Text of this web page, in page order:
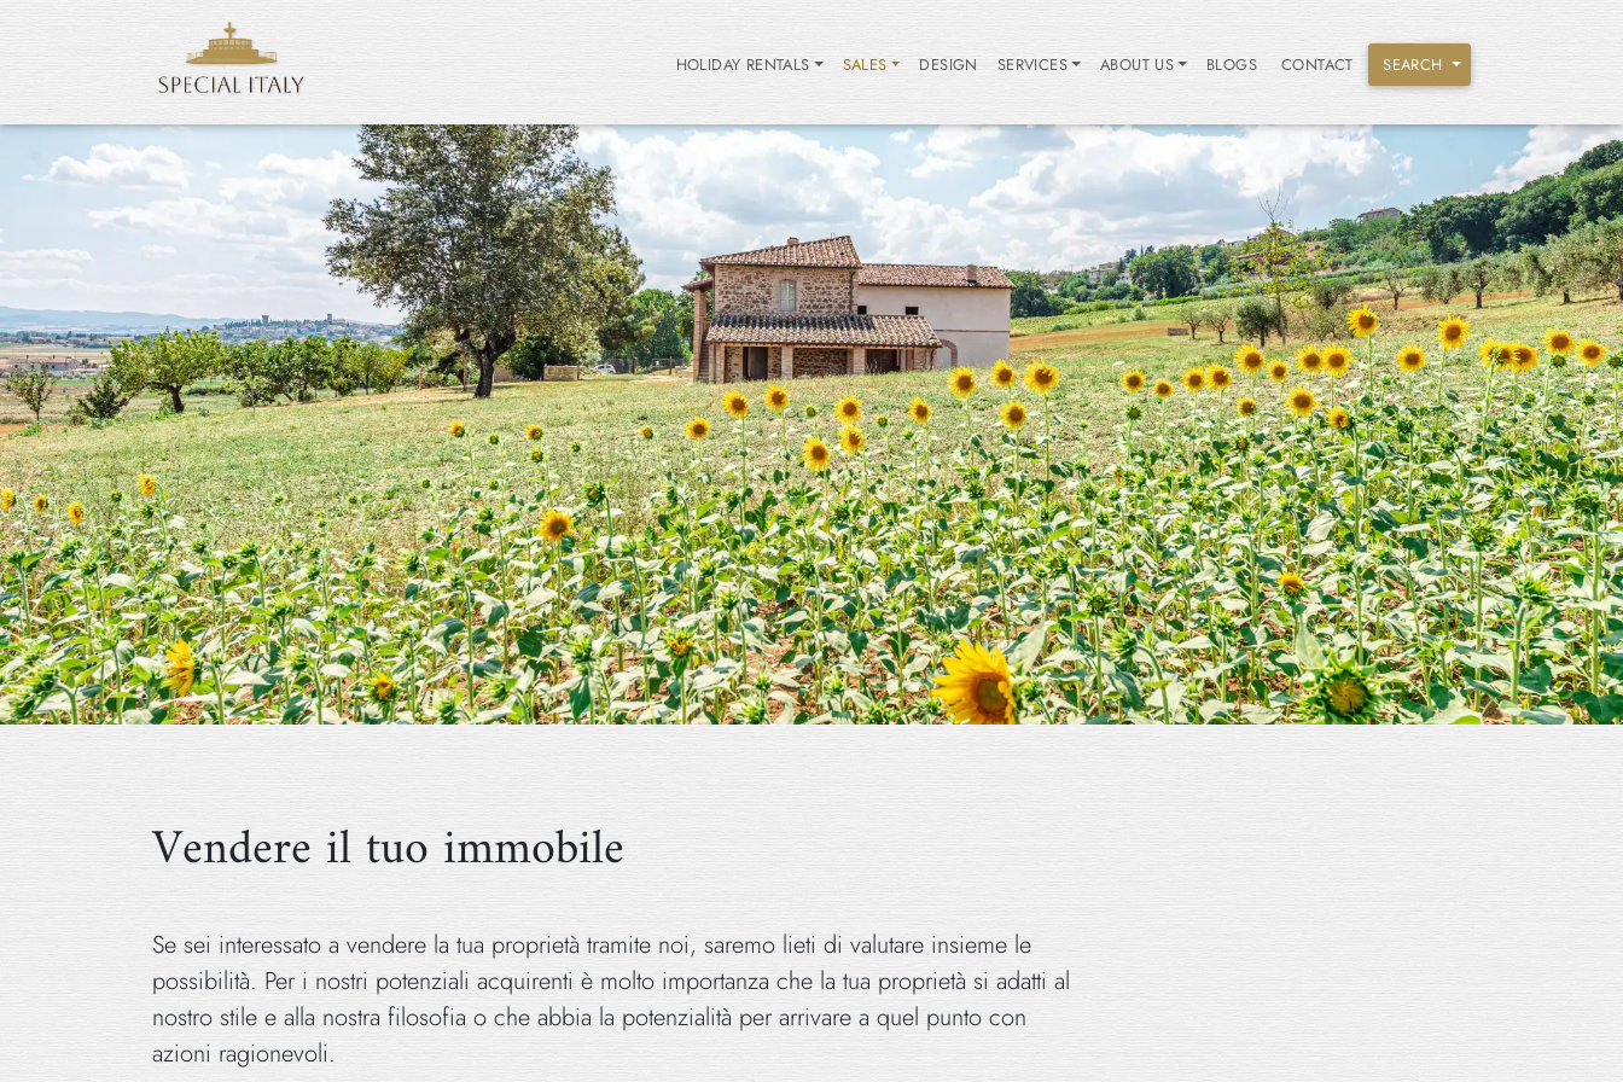
HOLIDAY RENTALS SALES DESIGN SERVICES ABOUT US BLOGS CONTACT SEARCH
Vendere il tuo immobile
Se sei interessato a vendere la tua proprietà tramite noi, saremo lieti di valutare insieme le
possibilità. Per i nostri potenziali acquirenti è molto importanza che la tua proprietà si adatti al
nostro stile e alla nostra filosofia o che abbia la potenzialità per arrivare a quel punto con
azioni ragionevoli.